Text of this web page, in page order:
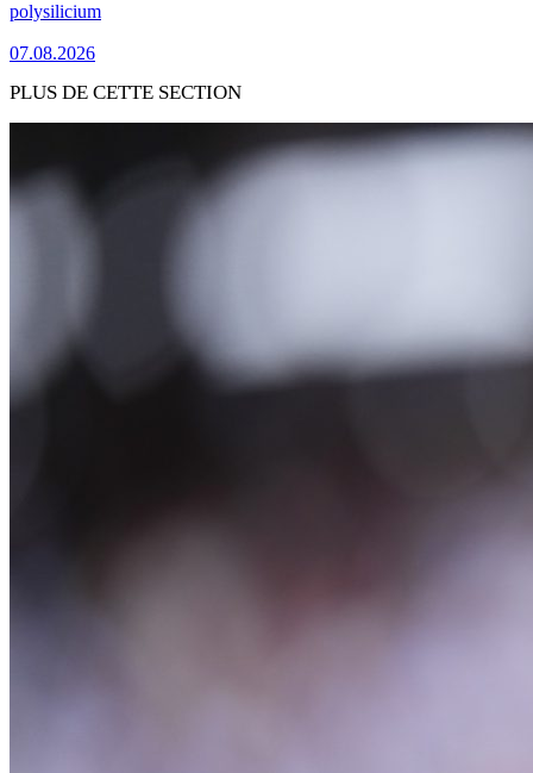
polysilicium
07.08.2026
PLUS DE CETTE SECTION